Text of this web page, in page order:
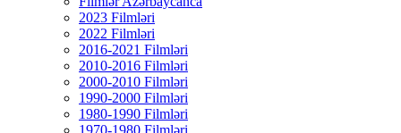
2023 Filmləri
2022 Filmləri
2016-2021 Filmləri
2010-2016 Filmləri
2000-2010 Filmləri
1990-2000 Filmləri
1980-1990 Filmləri
1970-1980 Filmləri